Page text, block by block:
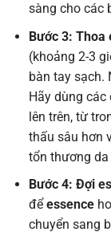
sàng cho các
Bước 3: Thoa
(khoảng 2-3
bàn tay sạch.
Hãy dùng
lên trên, từ
thấu sâu hơn
tổn thương
Bước 4: Đợi
để essence
chuyển sang